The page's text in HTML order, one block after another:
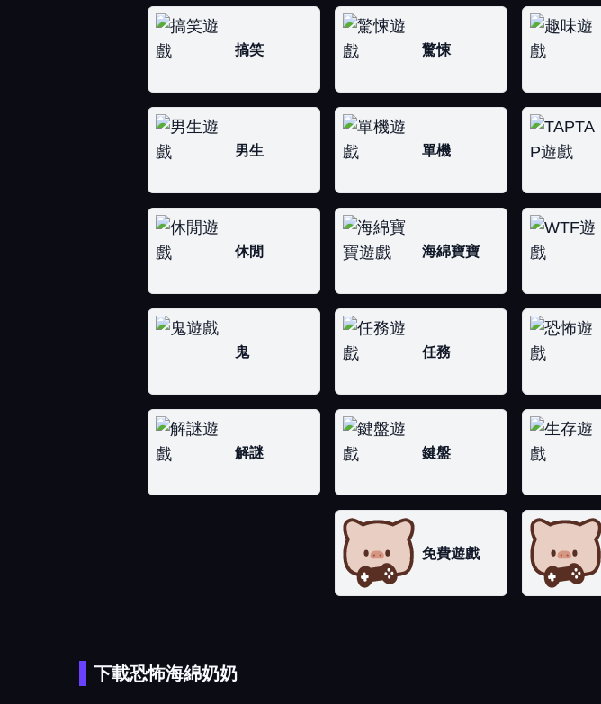
搞笑 驚悚
男生 單機
休閒 海綿寶寶
鬼 任務
解謎 鍵盤
免費遊戲
下載恐怖海綿奶奶